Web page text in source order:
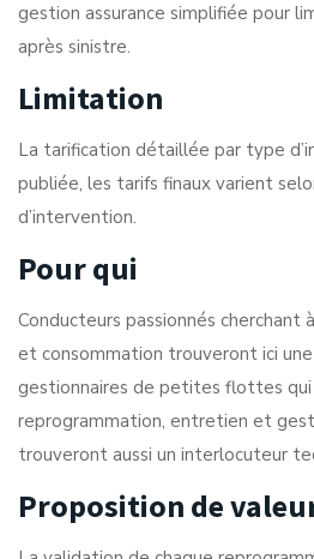
gestion assurance simplifiée pour
après sinistre.
Limitation
La tarification détaillée par type
publiée, les tarifs finaux varient
d’intervention.
Pour qui
Conducteurs passionnés cherchant
et consommation trouveront ici
gestionnaires de petites flottes
reprogrammation, entretien et
trouveront aussi un interlocuteur
Proposition de